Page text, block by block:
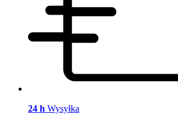
24 h Wysyłka